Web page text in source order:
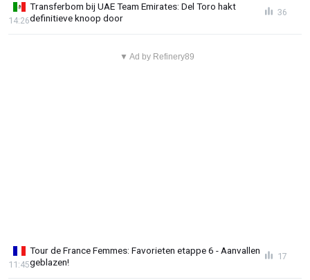
Transferbom bij UAE Team Emirates: Del Toro hakt
definitieve knoop door
14:26
36
▼ Ad by Refinery89
Tour de France Femmes: Favorieten etappe 6 - Aanvallen
geblazen!
11:45
17